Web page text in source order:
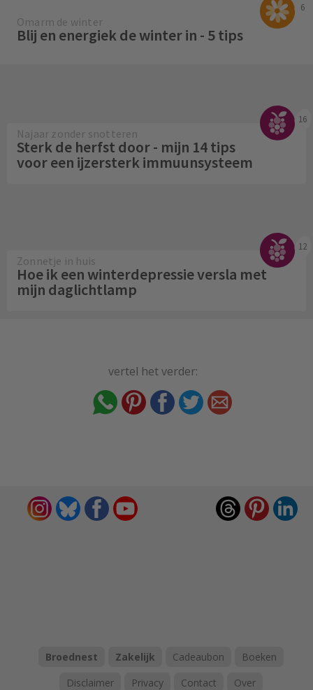
6
Omarm de winter
Blij en energiek de winter in - 5 tips
16
Najaar zonder snotteren
Sterk de herfst door - mijn 14 tips
voor een ijzersterk immuunsysteem
12
Zonnetje in huis
Hoe ik een winterdepressie versla met
mijn daglichtlamp
vertel het verder:
Broednest Zakelijk Cadeaubon
Boeken
Disclaimer
Privacy Contact Over